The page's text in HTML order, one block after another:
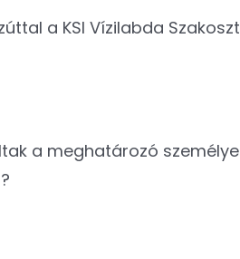
a KSI Vízilabda
a meghatározó